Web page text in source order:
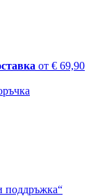
от € 69,90
поддръжка“